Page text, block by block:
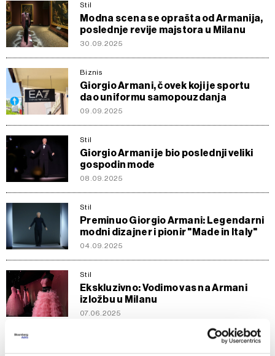
Stil
Modna scena se oprašta od Armanija,
poslednje revije majstora u Milanu
30.09.2025
Biznis
Giorgio Armani, čovek koji je sportu
dao uniformu samopouzdanja
09.09.2025
Stil
Giorgio Armani je bio poslednji veliki
gospodin mode
08.09.2025
Stil
Preminuo Giorgio Armani: Legendarni
modni dizajner i pionir "Made in Italy"
04.09.2025
Stil
Ekskluzivno: Vodimo vas na Armani
izložbu u Milanu
07.06.2025